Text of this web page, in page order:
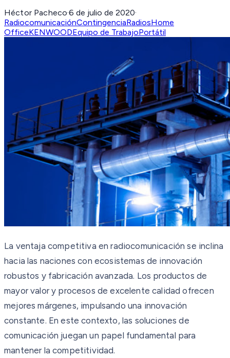
Héctor Pacheco·6 de julio de 2020·
RadiocomunicaciónContingenciaRadiosHome
OfficeKENWOODEquipo de TrabajoPortátil
La ventaja competitiva en radiocomunicación se inclina
hacia las naciones con ecosistemas de innovación
robustos y fabricación avanzada. Los productos de
mayor valor y procesos de excelente calidad ofrecen
mejores márgenes, impulsando una innovación
constante. En este contexto, las soluciones de
comunicación juegan un papel fundamental para
mantener la competitividad.